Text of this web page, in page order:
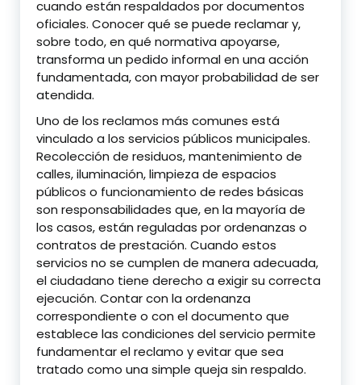
cuando están respaldados por documentos
oficiales. Conocer qué se puede reclamar y,
sobre todo, en qué normativa apoyarse,
transforma un pedido informal en una acción
fundamentada, con mayor probabilidad de ser
atendida.
Uno de los reclamos más comunes está
vinculado a los servicios públicos municipales.
Recolección de residuos, mantenimiento de
calles, iluminación, limpieza de espacios
públicos o funcionamiento de redes básicas
son responsabilidades que, en la mayoría de
los casos, están reguladas por ordenanzas o
contratos de prestación. Cuando estos
servicios no se cumplen de manera adecuada,
el ciudadano tiene derecho a exigir su correcta
ejecución. Contar con la ordenanza
correspondiente o con el documento que
establece las condiciones del servicio permite
fundamentar el reclamo y evitar que sea
tratado como una simple queja sin respaldo.